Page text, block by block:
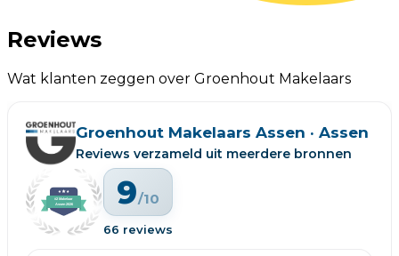
Reviews
Wat klanten zeggen over Groenhout Makelaars